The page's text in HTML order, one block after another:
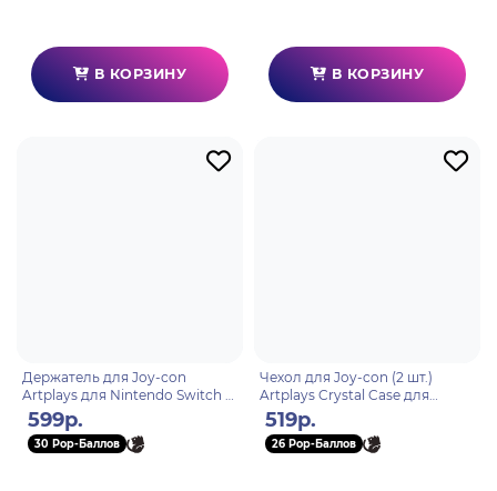
В КОРЗИНУ В КОРЗИНУ
Держатель для Joy-con
Artplays для Nintendo Switch 2
(экоупаковка)
599р.
30 Pop-Баллов
Чехол для Joy-con (2 шт.)
Artplays Crystal Case для
Nintendo Switch 2
(экоупаковка)
519р.
26 Pop-Баллов